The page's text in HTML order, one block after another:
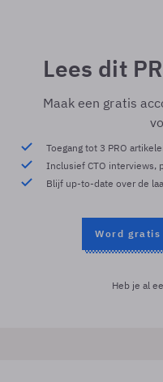
Lees dit
Maak een gratis
Toegang tot 3 PRO
Inclusief CTO interviews,
Blijf up-to-date over de
Word
Heb je al